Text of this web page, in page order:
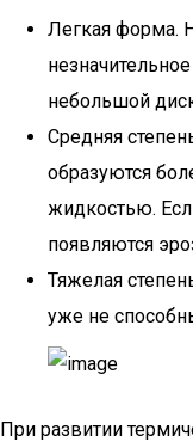
Легкая форма.
небольшой
Средняя
образуются
жидкостью.
появляются
Тяжелая
уже не
При развитии